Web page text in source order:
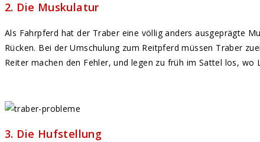
2. Die Muskulatur
Als Fahrpferd hat der Traber eine völlig anders ausgeprägte
Rücken. Bei der Umschulung zum Reitpferd müssen Traber
Reiter machen den Fehler, und legen zu früh im Sattel los,
3. Die Hufstellung